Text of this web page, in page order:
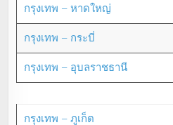
กรุงเทพ – หาดใหญ่
กรุงเทพ – กระบี่
กรุงเทพ – อุบลราชธานี
กรุงเทพ – ภูเก็ต